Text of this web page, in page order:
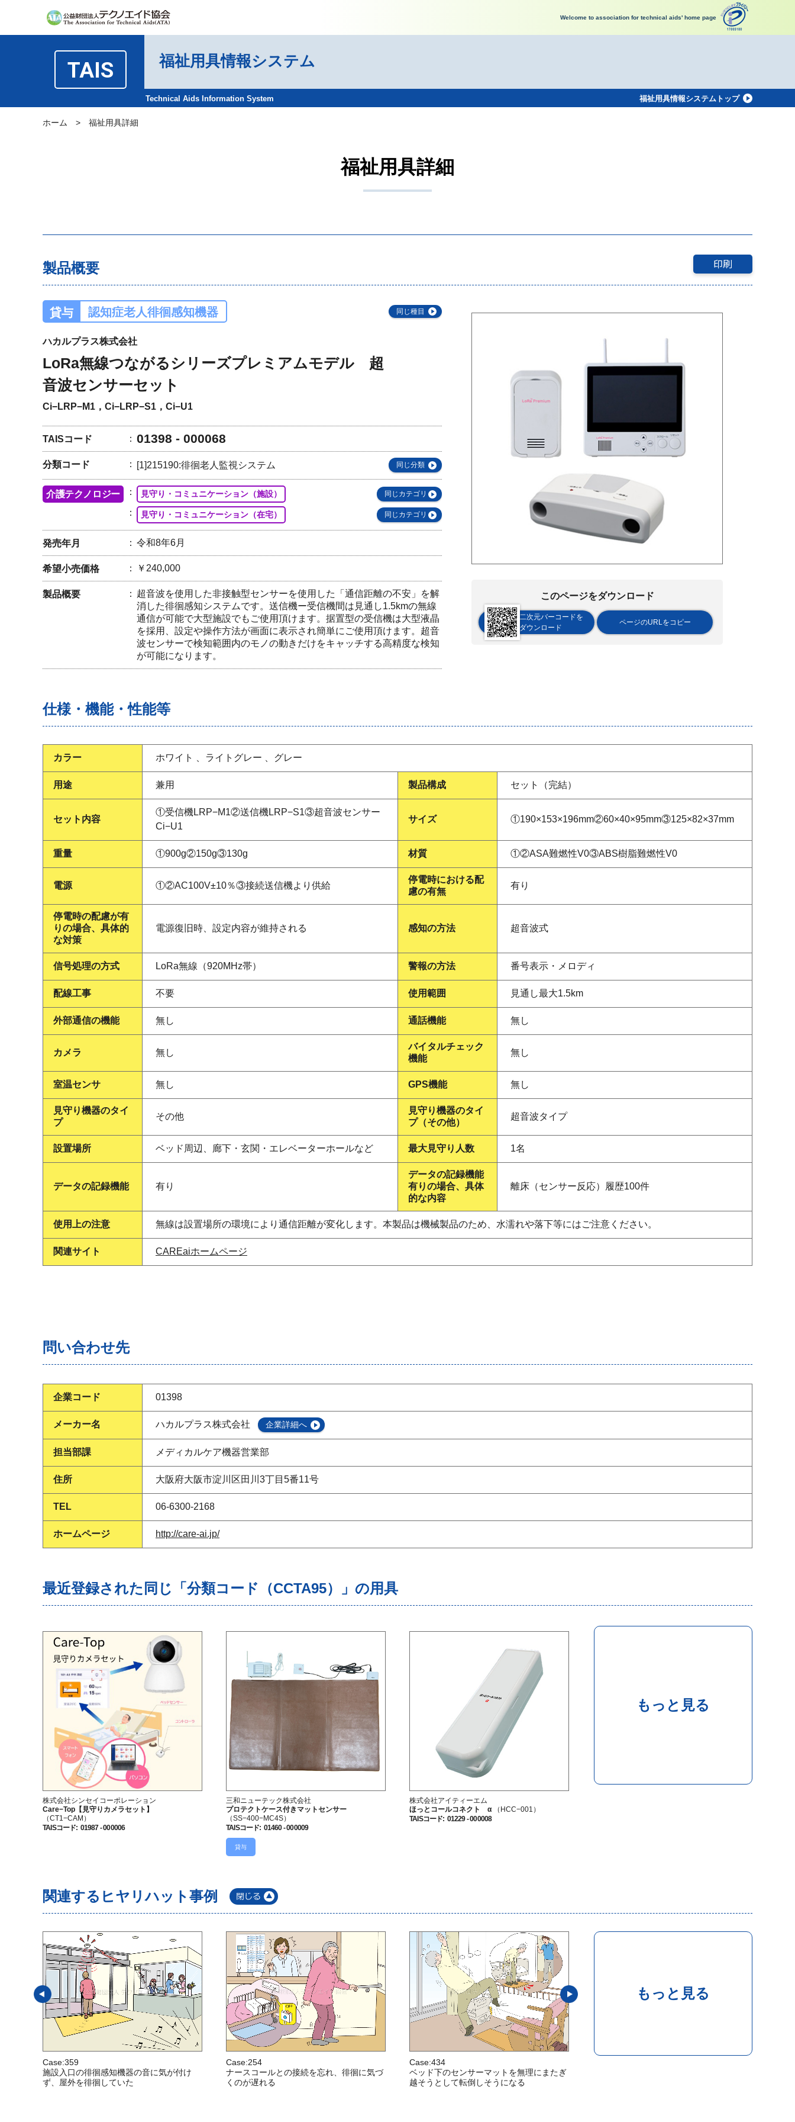
Welcome to association for technical aids' home page
TAIS 福祉用具情報システム
Technical Aids Information System 福祉用具情報システムトップ
ホーム > 福祉用具詳細
福祉用具詳細
製品概要 印刷
貸与 認知症老人徘徊感知機器 同じ種目
ハカルプラス株式会社
LoRa無線つながるシリーズプレミアムモデル 超
音波センサーセット
Ci−LRP−M1，Ci−LRP−S1，Ci−U1
TAISコード 01398 - 000068
分類コード [1]215190:徘徊老人監視システム 同じ分類
介護テクノロジー 見守り・コミュニケーション（施設） 同じカテゴリ
見守り・コミュニケーション（在宅） 同じカテゴリ
発売年月 令和8年6月
希望小売価格 ￥240,000
製品概要
超音波を使用した非接触型センサーを使用した「通信距離の不安」を解
消した徘徊感知システムです。送信機ー受信機間は見通し1.5kmの無線
通信が可能で大型施設でもご使用頂けます。据置型の受信機は大型液晶
を採用、設定や操作方法が画面に表示され簡単にご使用頂けます。超音
波センサーで検知範囲内のモノの動きだけをキャッチする高精度な検知
が可能になります。
このページをダウンロード
二次元バーコードを
ダウンロード
ページのURLをコピー
仕様・機能・性能等
カラー ホワイト 、ライトグレー 、グレー
用途 兼用 製品構成 セット（完結）
セット内容
①受信機LRP−M1②送信機LRP−S1③超音波センサー
Ci−U1
サイズ ①190×153×196mm②60×40×95mm③125×82×37mm
重量 ①900g②150g③130g 材質 ①②ASA難燃性V0③ABS樹脂難燃性V0
電源 ①②AC100V±10％③接続送信機より供給
停電時における配
慮の有無
有り
停電時の配慮が有
りの場合、具体的
な対策
電源復旧時、設定内容が維持される 感知の方法 超音波式
信号処理の方式 LoRa無線（920MHz帯） 警報の方法 番号表示・メロディ
配線工事 不要 使用範囲 見通し最大1.5km
外部通信の機能 無し 通話機能 無し
カメラ 無し
バイタルチェック
機能
無し
室温センサ 無し GPS機能 無し
見守り機器のタイ
プ
その他
見守り機器のタイ
プ（その他）
超音波タイプ
設置場所 ベッド周辺、廊下・玄関・エレベーターホールなど 最大見守り人数 1名
データの記録機能 有り
データの記録機能
有りの場合、具体
的な内容
離床（センサー反応）履歴100件
使用上の注意 無線は設置場所の環境により通信距離が変化します。本製品は機械製品のため、水濡れや落下等にはご注意ください。
関連サイト CAREaiホームページ
問い合わせ先
企業コード 01398
メーカー名 ハカルプラス株式会社 企業詳細へ
担当部課 メディカルケア機器営業部
住所 大阪府大阪市淀川区田川3丁目5番11号
TEL 06-6300-2168
ホームページ http://care-ai.jp/
最近登録された同じ「分類コード（CCTA95）」の用具
株式会社シンセイコーポレーション
Care−Top【見守りカメラセット】
（CT1−CAM）
TAISコード: 01987 - 000006
三和ニューテック株式会社
プロテクトケース付きマットセンサー
（SS−400−MC4S）
TAISコード: 01460 - 000009
貸与
株式会社アイティーエム
ほっとコールコネクト α
（HCC−001）
TAISコード: 01229 - 000008
もっと見る
関連するヒヤリハット事例
Case:359
施設入口の徘徊感知機器の音に気が付け
ず、屋外を徘徊していた
Case:254
ナースコールとの接続を忘れ、徘徊に気づ
くのが遅れる
Case:434
ベッド下のセンサーマットを無理にまたぎ
越そうとして転倒しそうになる
もっと見る